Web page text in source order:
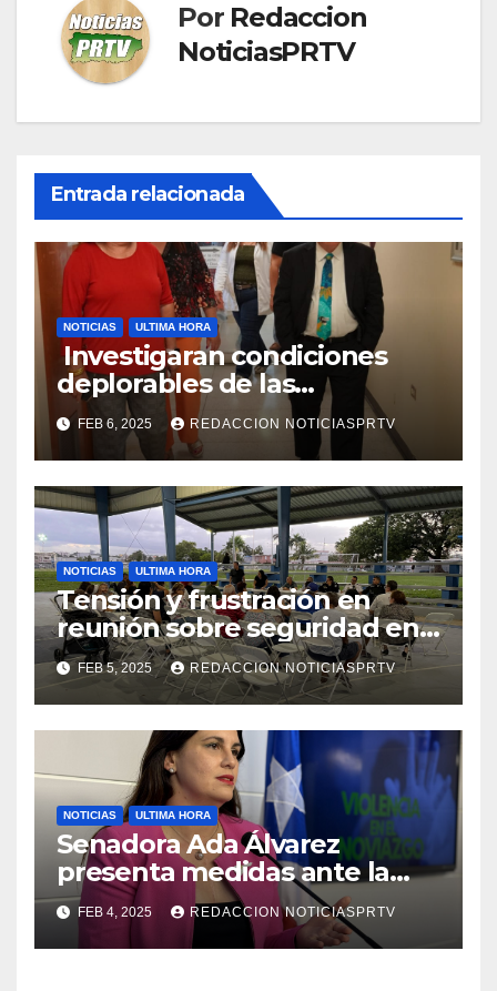
Por Redaccion
NoticiasPRTV
Entrada relacionada
NOTICIAS ULTIMA HORA
Investigaran condiciones
deplorables de las
facilidades el Departamento
de la Salud en Mayagüez
FEB 6, 2025 REDACCION NOTICIASPRTV
NOTICIAS ULTIMA HORA
Tensión y frustración en
reunión sobre seguridad en
Reparto Metropolitano
FEB 5, 2025 REDACCION NOTICIASPRTV
NOTICIAS ULTIMA HORA
Senadora Ada Álvarez
presenta medidas ante la
violencia en el noviazgo
FEB 4, 2025 REDACCION NOTICIASPRTV